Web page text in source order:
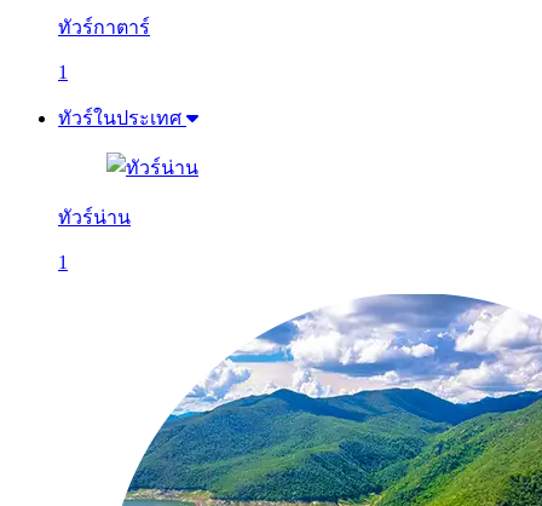
ทัวร์กาตาร์
1
ทัวร์ในประเทศ
ทัวร์น่าน
1